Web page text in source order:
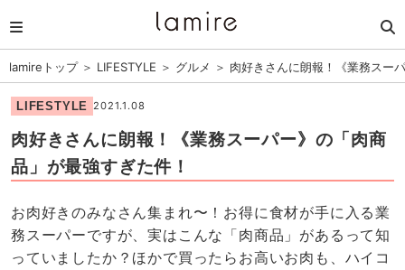
lamireトップ＞ LIFESTYLE ＞ グルメ ＞ 肉好きさんに朗報！《業務スー
LIFESTYLE 2021.1.08
肉好きさんに朗報！《業務スーパー》の「肉商
品」が最強すぎた件！
お肉好きのみなさん集まれ〜！お得に食材が手に入る業
務スーパーですが、実はこんな「肉商品」があるって知
っていましたか？ほかで買ったらお高いお肉も、ハイコ